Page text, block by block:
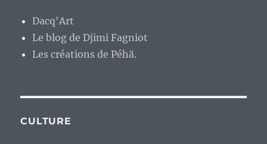
Dacq'Art
Le blog de Djimi Fagniot
Les créations de Péhä.
CULTURE